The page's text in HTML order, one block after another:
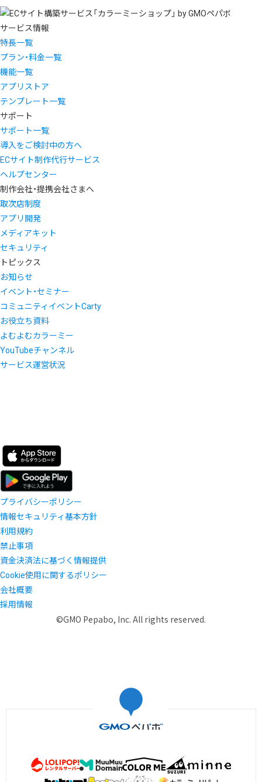
サービス情報
特長一覧
プラン・料金一覧
機能一覧
アプリストア
テンプレート一覧
サポート
サポート一覧
導入をご検討中の方へ
ECサイト制作代行サービス
ヘルプセンター
制作会社・提携会社さまへ
取次店制度
アプリ開発
メディアキット
セキュリティ
トピックス
お知らせ
イベント・セミナー
コミュニティイベントCarty
お役立ち資料
よむよむカラーミー
YouTubeチャンネル
サービス運営状況
プライバシーポリシー
情報セキュリティ基本方針
利用規約
禁止事項
資金決済法に基づく情報提供
Cookie使用に関するポリシー
会社概要
採用情報
©GMO Pepabo, Inc. All rights reserved.